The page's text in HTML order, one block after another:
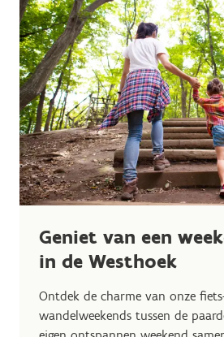
Geniet van een
in de Westhoek
Ontdek de charme van onze
wandelweekends tussen de